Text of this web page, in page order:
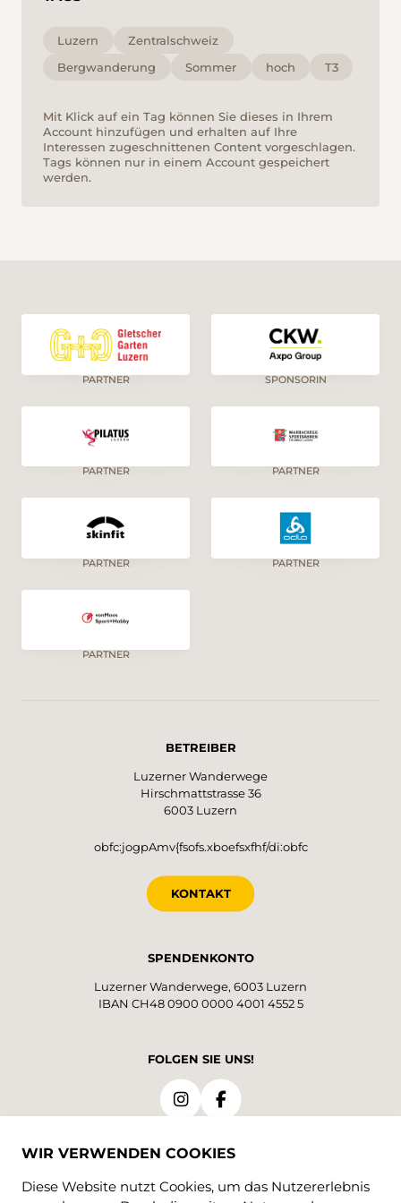
Luzern
Zentralschweiz
Bergwanderung
Sommer hoch T3
Mit Klick auf ein Tag können Sie dieses in Ihrem
Account hinzufügen und erhalten auf Ihre
Interessen zugeschnittenen Content vorgeschlagen.
Tags können nur in einem Account gespeichert
werden.
PARTNER SPONSORIN
PARTNER PARTNER
PARTNER PARTNER
PARTNER
BETREIBER
Luzerner Wanderwege
Hirschmattstrasse 36
6003 Luzern
obfc:jogpAmv{fsofs.xboefsxfhf/di:obfc
KONTAKT
SPENDENKONTO
Luzerner Wanderwege, 6003 Luzern
IBAN CH48 0900 0000 4001 4552 5
FOLGEN SIE UNS!
WIR VERWENDEN COOKIES
Diese Website nutzt Cookies, um das Nutzererlebnis